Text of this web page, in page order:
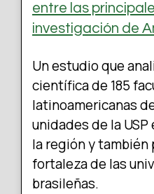
entre las
investigación de
Un estudio que
científica de 185
latinoamericanas
unidades de la
la región y también
fortaleza de las
brasileñas.